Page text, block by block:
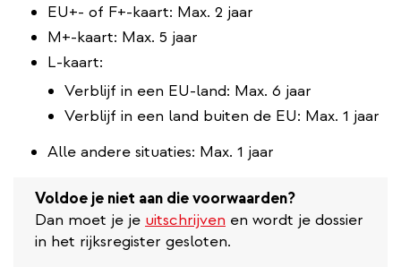
EU+- of F+-kaart: Max. 2 jaar
M+-kaart: Max. 5 jaar
L-kaart:
Verblijf in een EU-land: Max. 6 jaar
Verblijf in een land buiten de EU: Max. 1 jaar
Alle andere situaties: Max. 1 jaar
Voldoe je niet aan die voorwaarden?
Dan moet je je uitschrijven en wordt je dossier
in het rijksregister gesloten.